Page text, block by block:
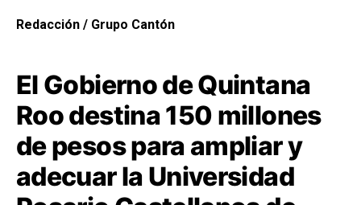
Redacción / Grupo Cantón
El Gobierno de Quintana
Roo destina 150 millones
de pesos para ampliar y
adecuar la Universidad